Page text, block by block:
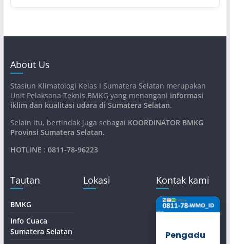
About Us
Stasiun Klimatologi Kelas I Sumatera Selatan merupakan
Unit Pelaksana Teknis BMKG yang menangani informasi
iklim dan kualitasi udara di Sumatera Selatan.
Selain itu, bertindak juga sebagai KOORDINATOR BMKG
Provinsi Sumatera Selatan.
HOTLINE : 0811-78-96223
Tautan
BMKG
Info Cuaca
Sumatera Selatan
Lokasi Kontak kami
Pengadu